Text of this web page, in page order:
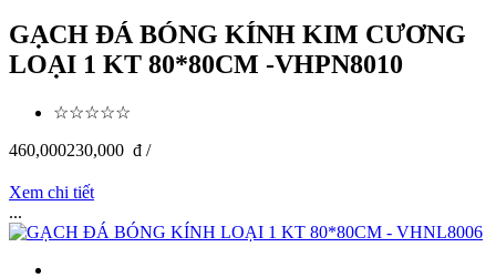
GẠCH ĐÁ BÓNG KÍNH KIM CƯƠNG
LOẠI 1 KT 80*80CM -VHPN8010
☆☆☆☆☆
460,000230,000 đ /
Xem chi tiết
...